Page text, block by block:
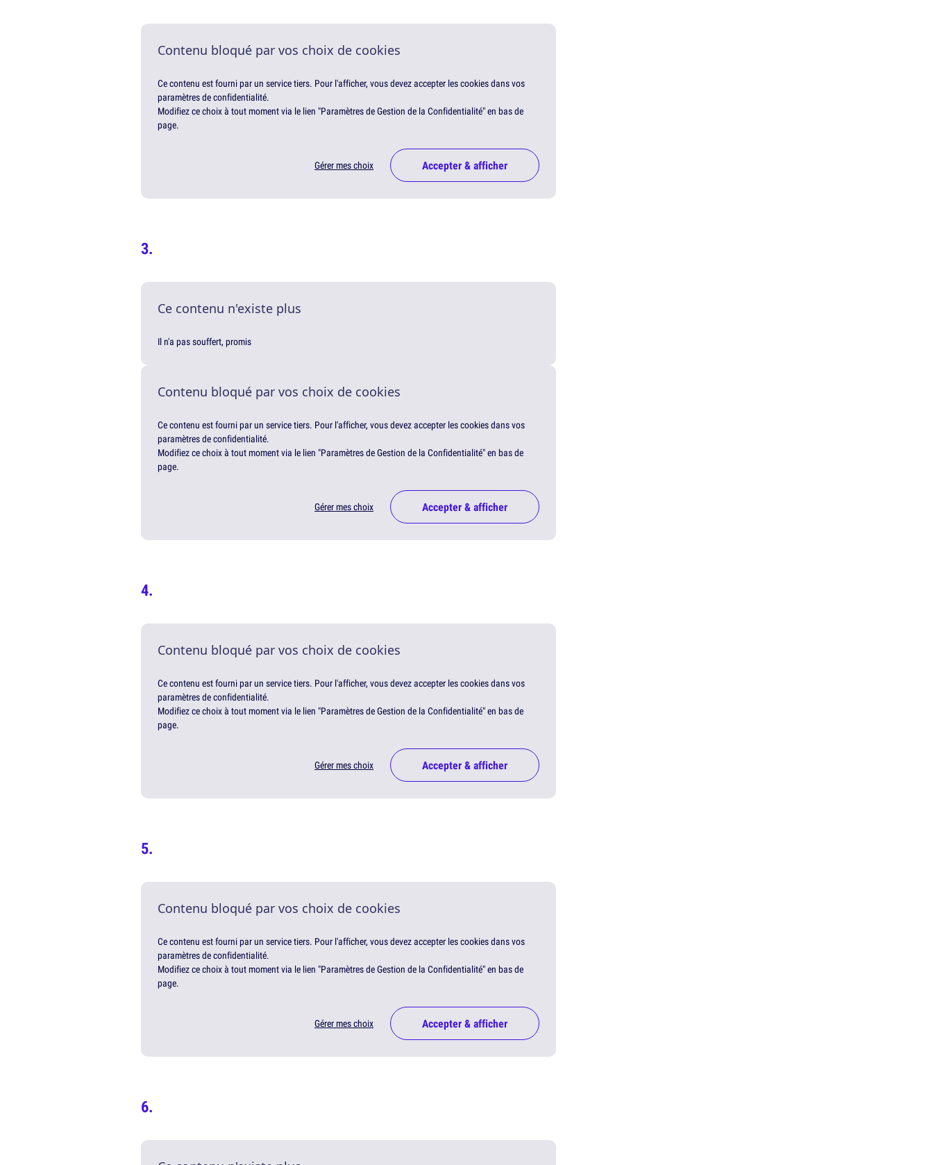
Contenu bloqué par vos choix de cookies
Ce contenu est fourni par un service tiers. Pour l'afficher, vous devez accepter les cookies dans vos
paramètres de confidentialité.
Modifiez ce choix à tout moment via le lien "Paramètres de Gestion de la Confidentialité" en bas de
page.
Gérer mes choix Accepter & afficher
Ce contenu n'existe plus
Il n'a pas souffert, promis
Contenu bloqué par vos choix de cookies
Ce contenu est fourni par un service tiers. Pour l'afficher, vous devez accepter les cookies dans vos
paramètres de confidentialité.
Modifiez ce choix à tout moment via le lien "Paramètres de Gestion de la Confidentialité" en bas de
page.
Gérer mes choix Accepter & afficher
Contenu bloqué par vos choix de cookies
Ce contenu est fourni par un service tiers. Pour l'afficher, vous devez accepter les cookies dans vos
paramètres de confidentialité.
Modifiez ce choix à tout moment via le lien "Paramètres de Gestion de la Confidentialité" en bas de
page.
Gérer mes choix Accepter & afficher
Contenu bloqué par vos choix de cookies
Ce contenu est fourni par un service tiers. Pour l'afficher, vous devez accepter les cookies dans vos
paramètres de confidentialité.
Modifiez ce choix à tout moment via le lien "Paramètres de Gestion de la Confidentialité" en bas de
page.
Gérer mes choix Accepter & afficher